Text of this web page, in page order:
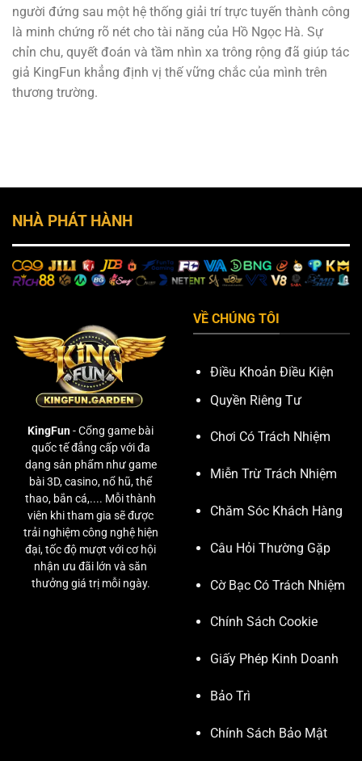
người đứng sau một hệ thống giải trí trực tuyến thành công
là minh chứng rõ nét cho tài năng của Hồ Ngọc Hà. Sự
chỉn chu, quyết đoán và tầm nhìn xa trông rộng đã giúp tác
giả KingFun khẳng định vị thế vững chắc của mình trên
thương trường.
NHÀ PHÁT HÀNH
KingFun- Cổng game bài
quốc tế đẳng cấp với đa
dạng sản phẩm như game
bài 3D, casino, nổ hũ, thể
thao, bắn cá,.... Mỗi thành
viên khi tham gia sẽ được
trải nghiệm công nghệ hiện
đại, tốc độ mượt với cơ hội
nhận ưu đãi lớn và săn
thưởng giá trị mỗi ngày.
VỀ CHÚNG TÔI
Điều Khoản Điều Kiện
Quyền Riêng Tư
Chơi Có Trách Nhiệm
Miễn Trừ Trách Nhiệm
Chăm Sóc Khách Hàng
Câu Hỏi Thường Gặp
Cờ Bạc Có Trách Nhiệm
Chính Sách Cookie
Giấy Phép Kinh Doanh
Bảo Trì
Chính Sách Bảo Mật